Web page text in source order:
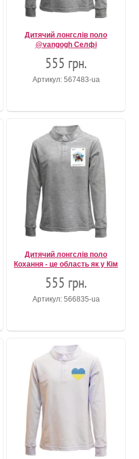
Дитячий лонгслів поло
@vangogh Селфі
555 грн.
Артикул: 567483-ua
Дитячий лонгслів поло
Кохання - це область як у Кім
555 грн.
Артикул: 566835-ua